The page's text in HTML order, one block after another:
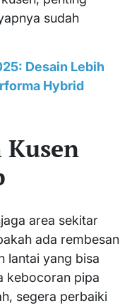
sudah
Desain Lebih
Hybrid
Kusen
area sekitar
ada rembesan
lantai yang bisa
kebocoran pipa
segera perbaiki